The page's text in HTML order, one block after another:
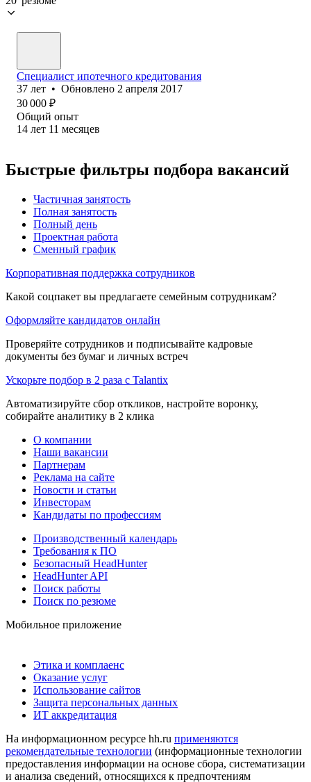
Специалист ипотечного кредитования
37 лет • Обновлено 2 апреля 2017
30 000 ₽
Общий опыт
14 лет 11 месяцев
Быстрые фильтры подбора вакансий
Частичная занятость
Полная занятость
Полный день
Проектная работа
Сменный график
Корпоративная поддержка сотрудников
Какой соцпакет вы предлагаете семейным сотрудникам?
Оформляйте кандидатов онлайн
Проверяйте сотрудников и подписывайте кадровые
документы без бумаг и личных встреч
Ускорьте подбор в 2 раза с Talantix
Автоматизируйте сбор откликов, настройте воронку,
собирайте аналитику в 2 клика
О компании
Наши вакансии
Партнерам
Реклама на сайте
Новости и статьи
Инвесторам
Кандидаты по профессиям
Производственный календарь
Требования к ПО
Безопасный HeadHunter
HeadHunter API
Поиск работы
Поиск по резюме
Мобильное приложение
Этика и комплаенс
Оказание услуг
Использование сайтов
Защита персональных данных
ИТ аккредитация
На информационном ресурсе hh.ru применяются
рекомендательные технологии (информационные технологии
предоставления информации на основе сбора, систематизации
и анализа сведений, относящихся к предпочтениям